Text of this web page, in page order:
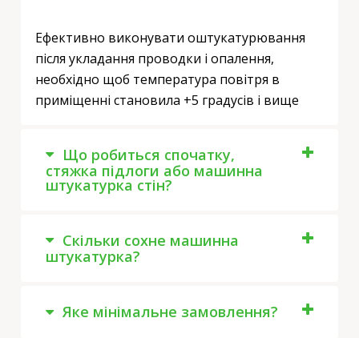
Ефективно виконувати оштукатурювання
після укладання проводки і опалення,
необхідно щоб температура повітря в
приміщенні становила +5 градусів і вище
Що робиться спочатку,
стяжка підлоги або машинна
штукатурка стін?
Скільки сохне машинна
штукатурка?
Яке мінімальне замовлення?